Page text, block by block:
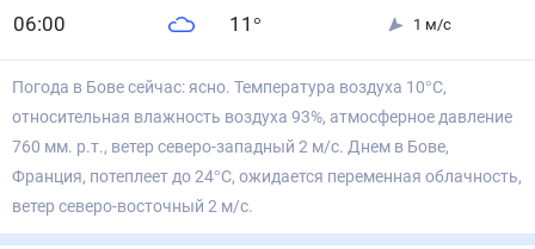
06:00 11 ° 1 м/с
Погода в Бове сейчас: ясно. Температура воздуха 10°С,
относительная влажность воздуха 93%, атмосферное давление
760 мм. р.т., ветер северо-западный 2 м/с. Днем в Бове,
Франция, потеплеет до 24°С, ожидается переменная облачность,
ветер северо-восточный 2 м/с.